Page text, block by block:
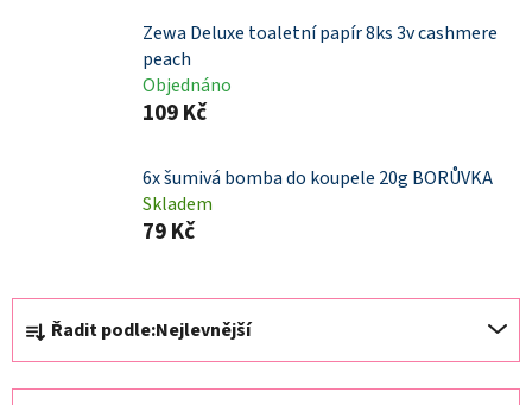
Zewa Deluxe toaletní papír 8ks 3v cashmere
peach
Objednáno
109 Kč
6x šumivá bomba do koupele 20g BORŮVKA
Skladem
79 Kč
Ř
a
z
Řadit podle:Nejlevnější